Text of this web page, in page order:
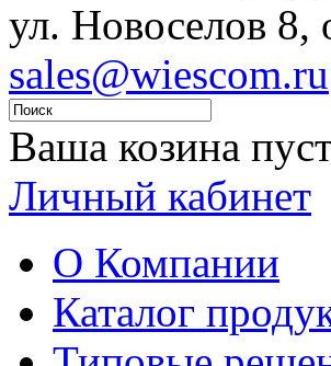
ул. Новоселов 8,
sales@wiescom.ru
Ваша козина
Личный кабинет
О Компании
Каталог